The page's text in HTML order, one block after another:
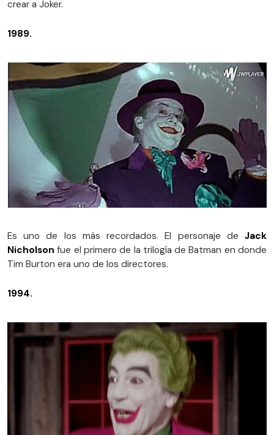
crear a Joker.
1989.
Es uno de los más recordados. El personaje de Jack
Nicholson fue el primero de la trilogía de Batman en donde
Tim Burton era uno de los directores.
1994.